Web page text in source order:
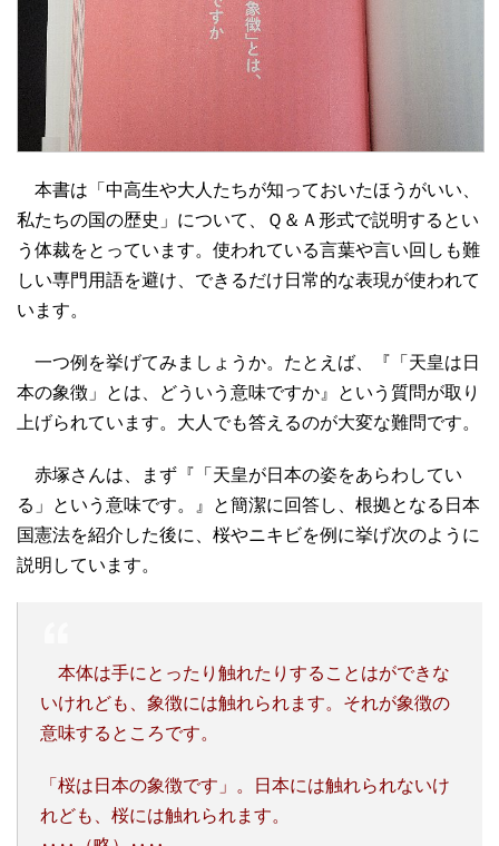
本書は「中高生や大人たちが知っておいたほうがいい、
私たちの国の歴史」について、Ｑ＆Ａ形式で説明するとい
う体裁をとっています。使われている言葉や言い回しも難
しい専門用語を避け、できるだけ日常的な表現が使われて
います。
一つ例を挙げてみましょうか。たとえば、『「天皇は日
本の象徴」とは、どういう意味ですか』という質問が取り
上げられています。大人でも答えるのが大変な難問です。
赤塚さんは、まず『「天皇が日本の姿をあらわしてい
る」という意味です。』と簡潔に回答し、根拠となる日本
国憲法を紹介した後に、桜やニキビを例に挙げ次のように
説明しています。
本体は手にとったり触れたりすることはができな
いけれども、象徴には触れられます。それが象徴の
意味するところです。
「桜は日本の象徴です」。日本には触れられないけ
れども、桜には触れられます。